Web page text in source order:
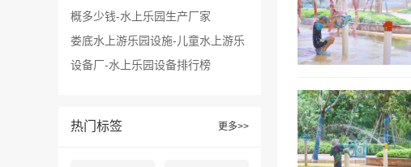
概多少钱-水上乐园生产厂家
娄底水上游乐园设施-儿童水上游乐
设备厂-水上乐园设备排行榜
热门标签 更多>>